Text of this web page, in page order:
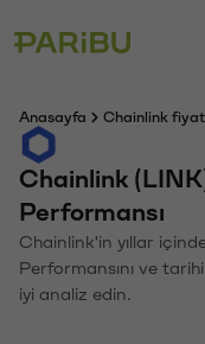
Anasayfa Chainlink
Chainlink
Performansı
Chainlink'in yıllar
Performansını ve
iyi analiz edin.